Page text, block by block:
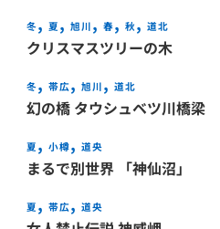
冬 夏 旭川 春 秋 道北
クリスマスツリーの木
冬 帯広 旭川 道北
幻の橋 タウシュベツ川橋梁
夏 小樽 道央
まるで別世界 「神仙沼」
夏 帯広 道央